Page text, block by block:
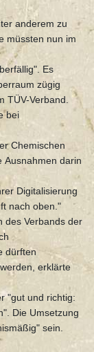
anderem zu
müssten nun im
Es
zügig
TÜV-Verband.
bei
Chemischen
Ausnahmen darin
Digitalisierung
nach oben."
des Verbands der
dürften
erklärte
"gut und richtig:
Die Umsetzung
sein.